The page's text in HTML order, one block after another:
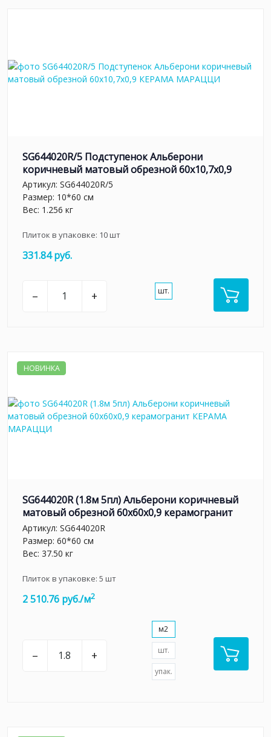
SG644020R/5 Подступенок Альберони
коричневый матовый обрезной 60x10,7x0,9
Артикул: SG644020R/5
Размер: 10*60 см
Вес: 1.256 кг
Плиток в упаковке: 10шт
331.84 руб.
– + шт.
НОВИНКА
SG644020R (1.8м 5пл) Альберони коричневый
матовый обрезной 60x60x0,9 керамогранит
Артикул: SG644020R
Размер: 60*60 см
Вес: 37.50 кг
Плиток в упаковке: 5 шт
2 510.76 руб./м2
– +
м2
шт.
упак.